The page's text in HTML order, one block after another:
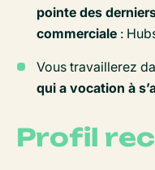
pointe des
commerciale :
Vous travaillerez
qui a vocation à
Profil